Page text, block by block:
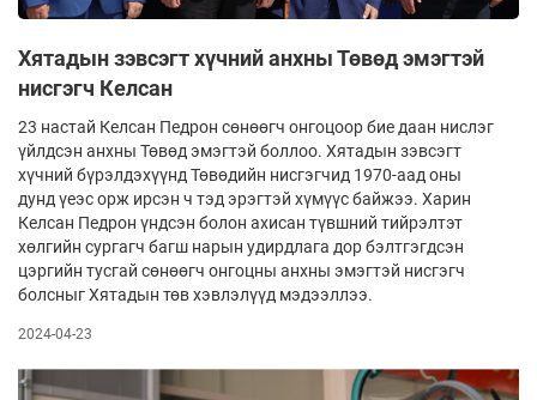
Хятадын зэвсэгт хүчний анхны Төвөд эмэгтэй
нисгэгч Келсан
23 настай Келсан Педрон сөнөөгч онгоцоор бие даан нислэг
үйлдсэн анхны Төвөд эмэгтэй боллоо. Хятадын зэвсэгт
хүчний бүрэлдэхүүнд Төвөдийн нисгэгчид 1970-аад оны
дунд үеэс орж ирсэн ч тэд эрэгтэй хүмүүс байжээ. Харин
Келсан Педрон үндсэн болон ахисан түвшний тийрэлтэт
хөлгийн сургагч багш нарын удирдлага дор бэлтгэгдсэн
цэргийн тусгай сөнөөгч онгоцны анхны эмэгтэй нисгэгч
болсныг Хятадын төв хэвлэлүүд мэдээллээ.
2024-04-23